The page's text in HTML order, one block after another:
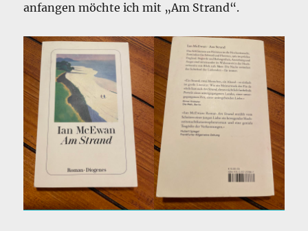
anfangen möchte ich mit „Am Strand“.